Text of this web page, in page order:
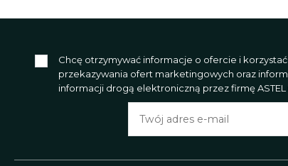
Chcę otrzymywać informacje o ofercie i
przekazywania ofert marketingowych oraz
informacji drogą elektroniczną przez firmę